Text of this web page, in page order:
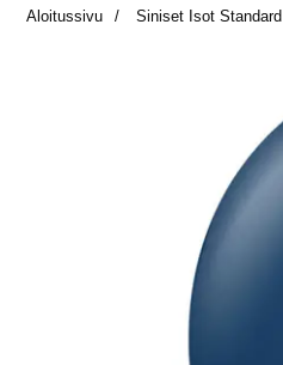
Aloitussivu
Siniset Isot